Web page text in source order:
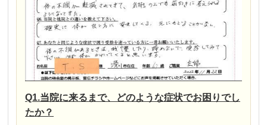
Q1.当院に来るまで、どのような症状でお困りでし
たか？